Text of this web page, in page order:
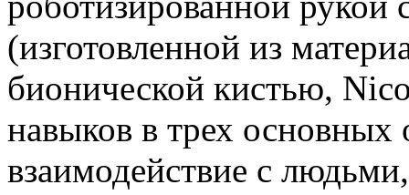
(изготовленной из
бионической кистью,
навыков в трех основных
взаимодействие с